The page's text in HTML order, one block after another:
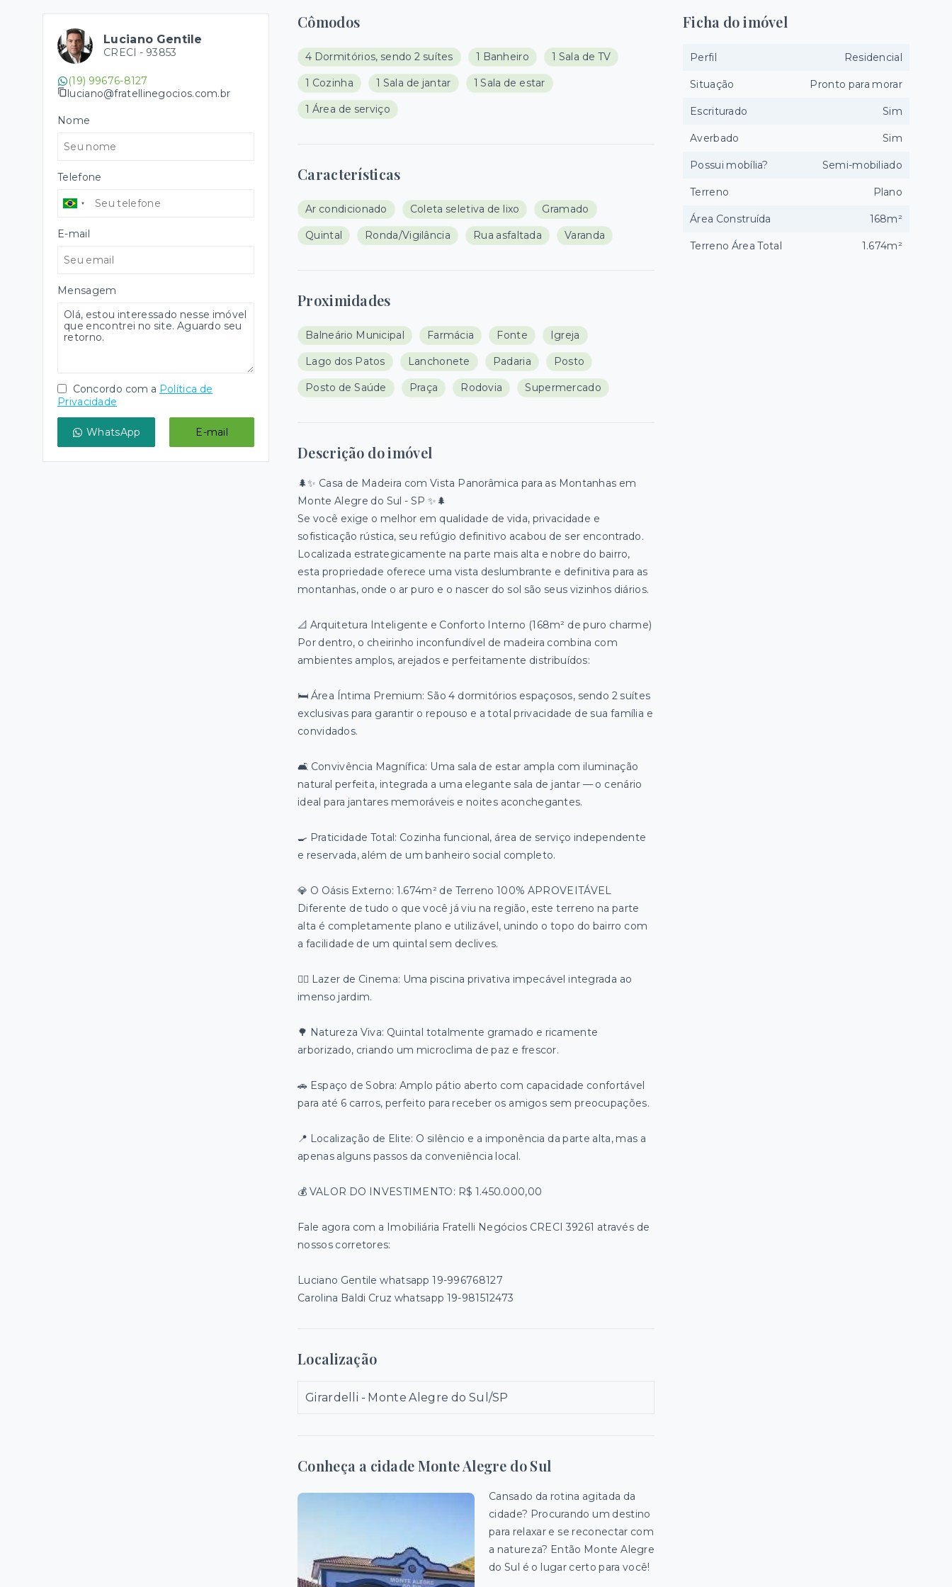
Luciano Gentile
CRECI - 93853
(19) 99676-8127
luciano@fratellinegocios.com.br
Nome
Telefone
E-mail
Mensagem
Concordo com a Política de
Privacidade
WhatsApp E-mail
Cômodos
4 Dormitórios, sendo 2 suítes 1 Banheiro 1 Sala de TV
1 Cozinha 1 Sala de jantar 1 Sala de estar
1 Área de serviço
Características
Ar condicionado Coleta seletiva de lixo Gramado
Quintal Ronda/Vigilância Rua asfaltada Varanda
Proximidades
Balneário Municipal Farmácia Fonte Igreja
Lago dos Patos Lanchonete Padaria Posto
Posto de Saúde Praça Rodovia Supermercado
Descrição do imóvel
🌲✨ Casa de Madeira com Vista Panorâmica para as Montanhas em
Monte Alegre do Sul - SP ✨🌲
Se você exige o melhor em qualidade de vida, privacidade e
sofisticação rústica, seu refúgio definitivo acabou de ser encontrado.
Localizada estrategicamente na parte mais alta e nobre do bairro,
esta propriedade oferece uma vista deslumbrante e definitiva para as
montanhas, onde o ar puro e o nascer do sol são seus vizinhos diários.
📐 Arquitetura Inteligente e Conforto Interno (168m² de puro charme)
Por dentro, o cheirinho inconfundível de madeira combina com
ambientes amplos, arejados e perfeitamente distribuídos:
🛏️ Área Íntima Premium: São 4 dormitórios espaçosos, sendo 2 suítes
exclusivas para garantir o repouso e a total privacidade de sua família e
convidados.
🛋️ Convivência Magnífica: Uma sala de estar ampla com iluminação
natural perfeita, integrada a uma elegante sala de jantar — o cenário
ideal para jantares memoráveis e noites aconchegantes.
🍳 Praticidade Total: Cozinha funcional, área de serviço independente
e reservada, além de um banheiro social completo.
💎 O Oásis Externo: 1.674m² de Terreno 100% APROVEITÁVEL
Diferente de tudo o que você já viu na região, este terreno na parte
alta é completamente plano e utilizável, unindo o topo do bairro com
a facilidade de um quintal sem declives.
🏊‍♂️ Lazer de Cinema: Uma piscina privativa impecável integrada ao
imenso jardim.
🌳 Natureza Viva: Quintal totalmente gramado e ricamente
arborizado, criando um microclima de paz e frescor.
🚗 Espaço de Sobra: Amplo pátio aberto com capacidade confortável
para até 6 carros, perfeito para receber os amigos sem preocupações.
📍 Localização de Elite: O silêncio e a imponência da parte alta, mas a
apenas alguns passos da conveniência local.
💰 VALOR DO INVESTIMENTO: R$ 1.450.000,00
Fale agora com a Imobiliária Fratelli Negócios CRECI 39261 através de
nossos corretores:
Luciano Gentile whatsapp 19-996768127
Carolina Baldi Cruz whatsapp 19-981512473
Localização
Girardelli - Monte Alegre do Sul/SP
Conheça a cidade Monte Alegre do Sul
Cansado da rotina agitada da
cidade? Procurando um destino
para relaxar e se reconectar com
a natureza? Então Monte Alegre
do Sul é o lugar certo para você!
Ficha do imóvel
Perfil Residencial
Situação Pronto para morar
Escriturado Sim
Averbado Sim
Possui mobília? Semi-mobiliado
Terreno Plano
Área Construída 168m²
Terreno Área Total 1.674m²